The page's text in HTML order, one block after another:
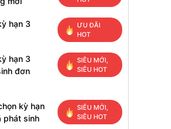
hạn 3
ƯU ĐÃI
HOT
hạn 3
đơn
SIÊU MỚI,
SIÊU HOT
kỳ hạn
phát sinh
SIÊU MỚI,
SIÊU HOT